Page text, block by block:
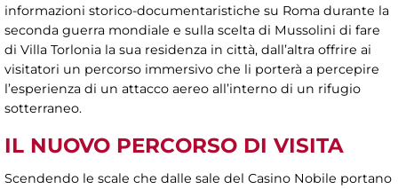
informazioni storico-documentaristiche su Roma durante la
seconda guerra mondiale e sulla scelta di Mussolini di fare
di Villa Torlonia la sua residenza in città, dall’altra offrire ai
visitatori un percorso immersivo che li porterà a percepire
l’esperienza di un attacco aereo all’interno di un rifugio
sotterraneo.
IL NUOVO PERCORSO DI VISITA
Scendendo le scale che dalle sale del Casino Nobile portano